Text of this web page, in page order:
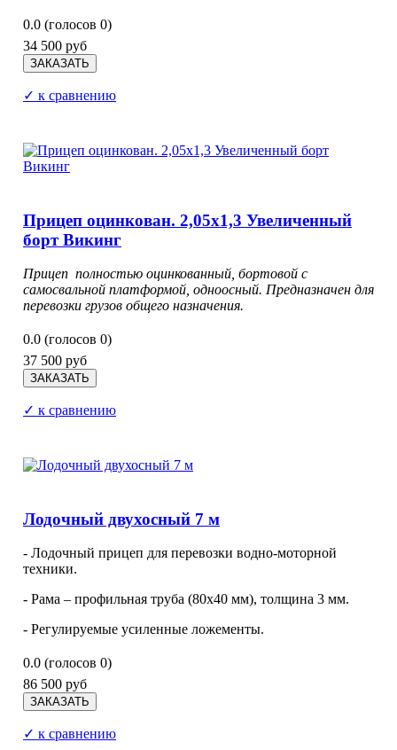
0.0 (голосов 0)
34 500 руб
✓ к сравнению
Прицеп оцинкован. 2,05х1,3 Увеличенный
борт Викинг
Прицеп полностью оцинкованный, бортовой с
самосвальной платформой, одноосный. Предназначен для
перевозки грузов общего назначения.
0.0 (голосов 0)
37 500 руб
✓ к сравнению
Лодочный двухосный 7 м
- Лодочный прицеп для перевозки водно-моторной
техники.
- Рама – профильная труба (80х40 мм), толщина 3 мм.
- Регулируемые усиленные ложементы.
0.0 (голосов 0)
86 500 руб
✓ к сравнению